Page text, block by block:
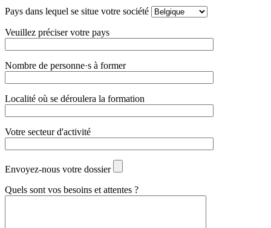
Pays dans lequel se situe votre société
Veuillez préciser votre pays
Nombre de personne·s à former
Localité où se déroulera la formation
Votre secteur d'activité
Envoyez-nous votre dossier
Quels sont vos besoins et attentes ?